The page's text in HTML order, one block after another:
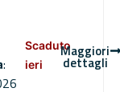
:
Scaduto
ieri
Maggiori
dettagli